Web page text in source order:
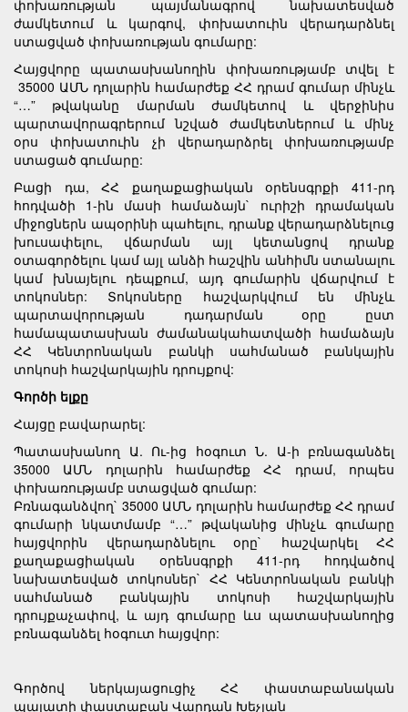
փոխառության պայմանագրով նախատեսված
ժամկետում և կարգով, փոխատուին վերադարձնել
ստացված փոխառության գումարը:
Հայցվորը պատասխանողին փոխառությամբ տվել է
35000 ԱՄՆ դոլարին համարժեք ՀՀ դրամ գումար մինչև
“…” թվականը մարման ժամկետով և վերջինիս
պարտավորագրերում նշված ժամկետներում և մինչ
օրս փոխատուին չի վերադարձրել փոխառությամբ
ստացած գումարը:
Բացի դա, ՀՀ քաղաքացիական օրենսգրքի 411-րդ
հոդվածի 1-ին մասի համաձայն` ուրիշի դրամական
միջոցներն ապօրինի պահելու, դրանք վերադարձնելուց
խուսափելու, վճարման այլ կետանցով դրանք
օտագործելու կամ այլ անձի հաշվին անհիմն ստանալու
կամ խնայելու դեպքում, այդ գումարին վճարվում է
տոկոսներ: Տոկոսները հաշվարկվում են մինչև
պարտավորության դադարման օրը ըստ
համապատասխան ժամանակահատվածի համաձայն
ՀՀ Կենտրոնական բանկի սահմանած բանկային
տոկոսի հաշվարկային դրույքով:
Գործի ելքը
Հայցը բավարարել:
Պատասխանող Ա. Ու-ից հօգուտ Ն. Ա-ի բռնագանձել
35000 ԱՄՆ դոլարին համարժեք ՀՀ դրամ, որպես
փոխառությամբ ստացված գումար:
Բռնագանձվող` 35000 ԱՄՆ դոլարին համարժեք ՀՀ դրամ
գումարի նկատմամբ “…” թվականից մինչև գումարը
հայցվորին վերադարձնելու օրը` հաշվարկել ՀՀ
քաղաքացիական օրենսգրքի 411-րդ հոդվածով
նախատեսված տոկոսներ` ՀՀ Կենտրոնական բանկի
սահմանած բանկային տոկոսի հաշվարկային
դրույքաչափով, և այդ գումարը ևս պատասխանողից
բռնագանձել հօգուտ հայցվոր:
Գործով ներկայացուցիչ ՀՀ փաստաբանական
պալատի փաստաբան Վարդան Խեչյան